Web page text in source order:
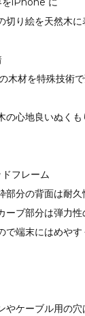
り絵を天然木に
材を特殊技術
の心地良いぬく
フレーム
部分の背面は耐
ーブ部分は弾力
で端末にはめや
やケーブル用の